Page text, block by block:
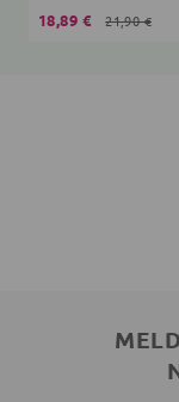
18,89 € 21,90 €